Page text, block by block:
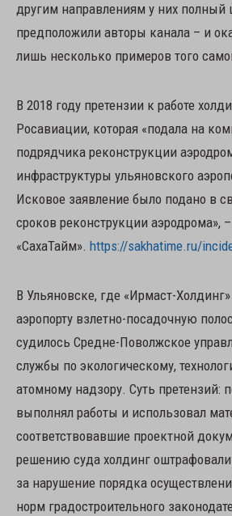
другим направлениям у них полный
предположили авторы канала – и
лишь несколько примеров того
В 2018 году претензии к работе
Росавиации, которая «подала на
подрядчика реконструкции
инфраструктуры ульяновского
Исковое заявление было подано в
сроков реконструкции аэродрома»,
«СахаТайм». https://sakhatime.ru/
В Ульяновске, где «Ирмаст-
аэропорту взлетно-посадочную
судилось Средне-Поволжское
службы по экологическому,
атомному надзору. Суть претензий:
выполнял работы и использовал
соответствовавшие проектной
решению суда холдинг оштрафовали
за нарушение порядка
норм градостроительного